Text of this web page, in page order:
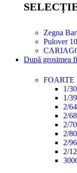
Zegna
Pulover
După grosimea
FOARTE
1/30
1/39
2/64
2/68
2/70
2/80
2/96
2/